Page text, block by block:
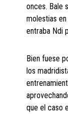
onces. Bale
molestias
entraba Ndi
Bien fuese
los
que el caso